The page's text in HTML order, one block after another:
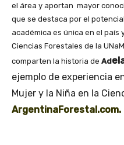
el área y aportan mayor
que se destaca por el
académica es única en el país
Ciencias Forestales de la
comparten la historia de Ad
ejemplo de experiencia e
Mujer y la Niña en la
ArgentinaForestal.com.